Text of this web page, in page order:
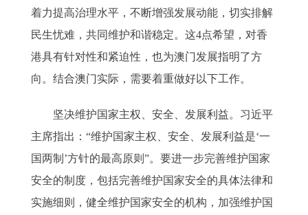
着力提高治理水平，不断增强发展动能，切实排解
民生忧难，共同维护和谐稳定。这4点希望，对香
港具有针对性和紧迫性，也为澳门发展指明了方
向。结合澳门实际，需要着重做好以下工作。
坚决维护国家主权、安全、发展利益。习近平
主席指出：“维护国家主权、安全、发展利益是‘一
国两制’方针的最高原则”。要进一步完善维护国家
安全的制度，包括完善维护国家安全的具体法律和
实施细则，健全维护国家安全的机构，加强维护国